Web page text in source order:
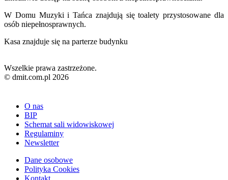
W Domu Muzyki i Tańca znajdują się toalety przystosowane dla
osób niepełnosprawnych.
Kasa znajduje się na parterze budynku
Wszelkie prawa zastrzeżone.
© dmit.com.pl 2026
O nas
BIP
Schemat sali widowiskowej
Regulaminy
Newsletter
Dane osobowe
Polityka Cookies
Kontakt